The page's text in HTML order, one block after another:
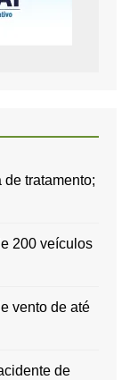
tratamento;
200 veículos
vento de até
de